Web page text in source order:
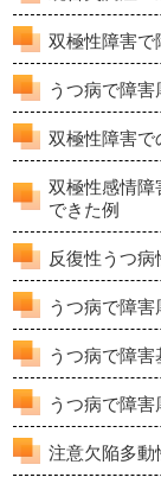
双極性障害で
うつ病で障
双極性障害で
双極性感情障
できた例
反復性うつ病
うつ病で障
うつ病で障
うつ病で障害
注意欠陥多動